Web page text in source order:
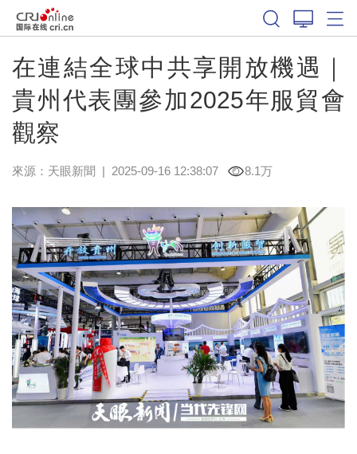
在連結全球中共享開放機遇｜
貴州代表團參加2025年服貿會
觀察
來源： 天眼新聞 | 2025-09-16 12:38:07 8.1万